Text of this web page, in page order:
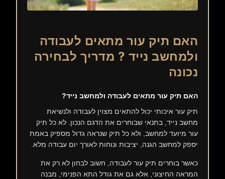
האם תיק עור מתאים לעבודה
ולמחשב נייד ? מדריך לבחירה
נכונה
האם תיק עור מתאים לעבודה ולמחשב נייד?
תיק עור איכותי יכול להתאים מצוין לעבודה ולנשיאת
מחשב נייד, בתנאי שבוחרים את הדגם הנכון. לא כל תיק
עור מיועד למחשב, ולא כל תיק שנראה גדול מספיק באמת
יספק למחשב הגנה, יציבות ונוחות לאורך יום עבודה מלא.
כאשר בוחרים תיק עור לעבודה, חשוב לבחון לא רק את
המראה החיצוני, אלא גם את גודל התא הפנימי, מבנה